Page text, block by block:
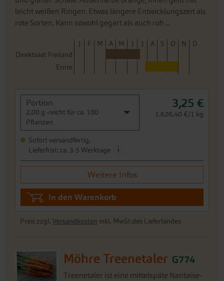
leicht weißen Ringen. Etwas längere Entwicklungszeit als
rote Sorten. Kann sowohl gegart als auch roh ...
J F M A M J J A S O N
D
Direktsaat Freiland
Ernte
Portion
2,00 g -reicht für ca. 100
Pflanzen
3,25 €
1.626,40 €/1 kg
Sofort versandfertig,
Lieferfrist: ca. 3-5 Werktage
i
Weitere Infos
In den Warenkorb
Preis zzgl. Versandkosten inkl. MwSt.des Lieferlandes
Möhre Treenetaler G774
Treenetaler ist eine mittelspäte Nantaise-